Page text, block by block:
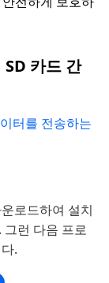
카드 간
터를 전송하는
로드하여 설치
런 다음 프로
.